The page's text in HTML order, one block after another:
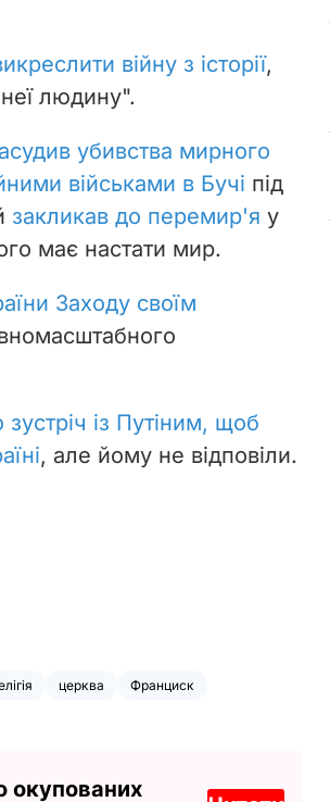
війну з історії,
людину".
убивства мирного
військами в Бучі під
закликав до перемир'я у
має настати мир.
Заходу своїм
із Путіним, щоб
, але йому не відповіли.
церква
Франциск
окупованих